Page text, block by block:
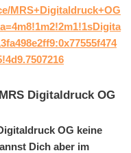
MRS+Digitaldruck+OG
Digitaldruck OG
OG keine
Dich aber im